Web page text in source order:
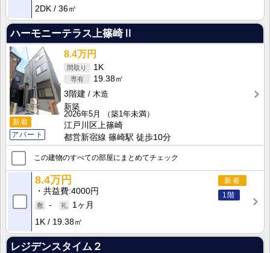
2DK
36㎡
ハーモニーテラス上篠崎Ⅱ
新着
アパート
8.4万円
1K
19.38㎡
3階建
木造
新築
2026年5月
（築1年未満）
江戸川区上篠崎
都営新宿線 篠崎駅 徒歩10分
この建物のすべての部屋にまとめてチェック
新着
1階
8.4万円
共益費 4000円
-
1ヶ月
1K
19.38㎡
レジデンスタイム２